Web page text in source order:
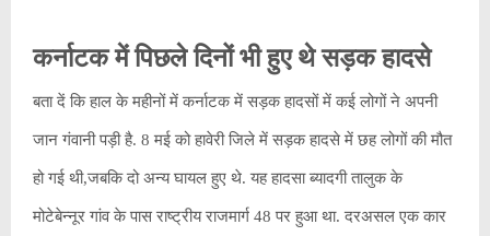
कर्नाटक में पिछले दिनों भी हुए थे सड़क हादसे
बता दें कि हाल के महीनों में कर्नाटक में सड़क हादसों में कई लोगों ने अपनी
जान गंवानी पड़ी है. 8 मई को हावेरी जिले में सड़क हादसे में छह लोगों की मौत
हो गई थी,जबकि दो अन्य घायल हुए थे. यह हादसा ब्यादगी तालुक के
मोटेबेन्नूर गांव के पास राष्ट्रीय राजमार्ग 48 पर हुआ था. दरअसल एक कार